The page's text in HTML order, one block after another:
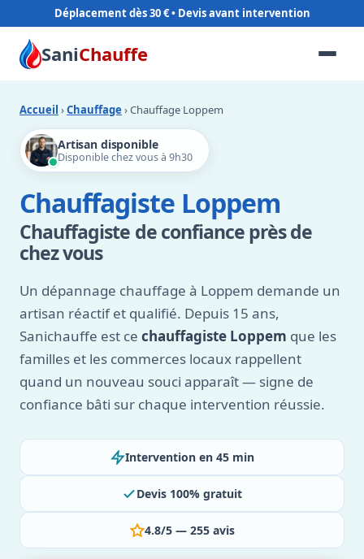
Déplacement dès 30 €
SaniChauffe
Accueil ›Chauffage › Chauffage Loppem
Artisan disponible
Disponible chez vous à 9h30
Chauffagiste Loppem
Chauffagiste de confiance près de
chez vous
Un dépannage chauffage à Loppem demande un
artisan réactif et qualifié. Depuis 15 ans,
Sanichauffe est ce chauffagiste Loppem que les
familles et les commerces locaux rappellent
quand un nouveau souci apparaît — signe de
confiance bâti sur chaque intervention réussie.
Intervention en 45 min
Devis 100% gratuit
4.8/5 — 255 avis